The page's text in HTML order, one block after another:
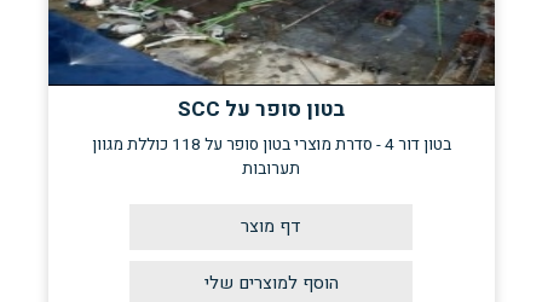
בטון סופר על SCC
בטון דור 4 - סדרת מוצרי בטון סופר על 118 כוללת מגוון
תערובות
דף מוצר